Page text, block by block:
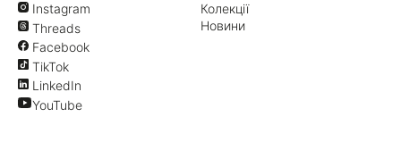
Instagram
Threads
Facebook
TikTok
LinkedIn
YouTube
Колекції
Новини